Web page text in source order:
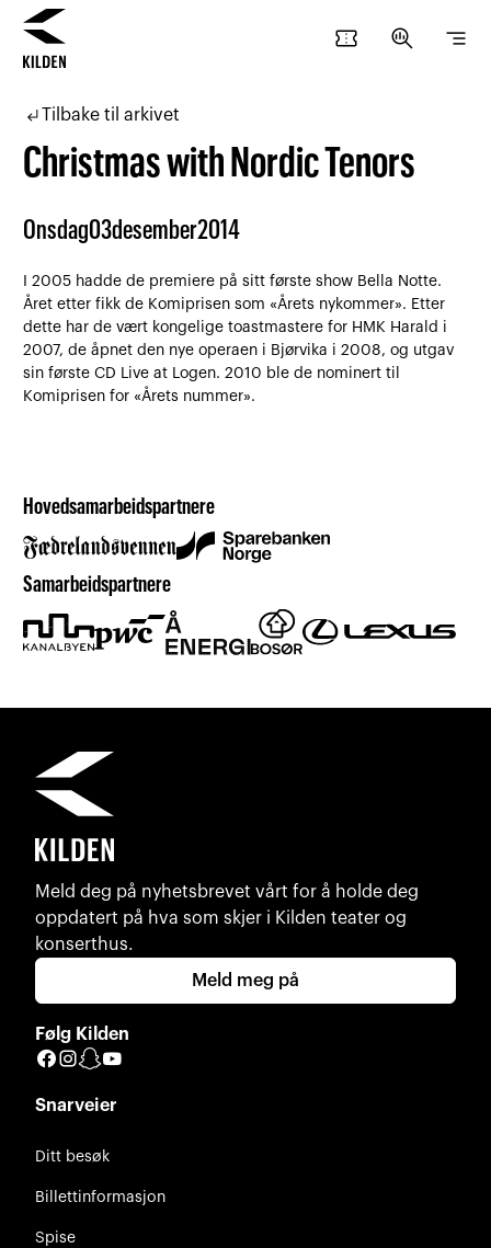
confirmation_number search_insights segment
subdirectory_arrow_leftTilbake til arkivet
Christmas with Nordic Tenors
Onsdag03desember2014
I 2005 hadde de premiere på sitt første show Bella Notte.
Året etter fikk de Komiprisen som «Årets nykommer». Etter
dette har de vært kongelige toastmastere for HMK Harald i
2007, de åpnet den nye operaen i Bjørvika i 2008, og utgav
sin første CD Live at Logen. 2010 ble de nominert til
Komiprisen for «Årets nummer».
Hovedsamarbeidspartnere
Samarbeidspartnere
Meld deg på nyhetsbrevet vårt for å holde deg
oppdatert på hva som skjer i Kilden teater og
konserthus.
Meld meg på
Følg Kilden
Facebook
Instagram
Snapchat
Snarveier
Ditt besøk
Billettinformasjon
Spise